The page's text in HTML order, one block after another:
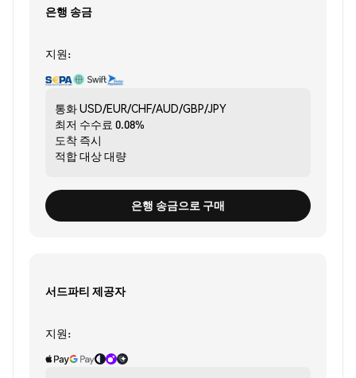
은행 송금
지원:
통화USD/EUR/CHF/AUD/GBP/JPY
최저 수수료 0.08%
도착 즉시
적합 대상대량
은행 송금으로 구매
서드파티 제공자
지원: